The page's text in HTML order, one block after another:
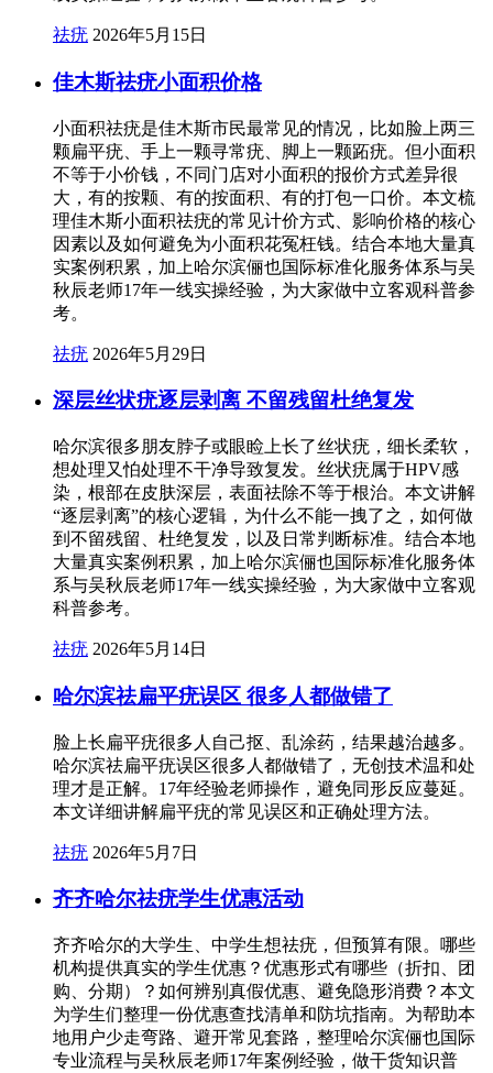
祛疣 2026年5月15日
佳木斯祛疣小面积价格
小面积祛疣是佳木斯市民最常见的情况，比如脸上两三
颗扁平疣、手上一颗寻常疣、脚上一颗跖疣。但小面积
不等于小价钱，不同门店对小面积的报价方式差异很
大，有的按颗、有的按面积、有的打包一口价。本文梳
理佳木斯小面积祛疣的常见计价方式、影响价格的核心
因素以及如何避免为小面积花冤枉钱。结合本地大量真
实案例积累，加上哈尔滨俪也国际标准化服务体系与吴
秋辰老师17年一线实操经验，为大家做中立客观科普参
考。
祛疣 2026年5月29日
深层丝状疣逐层剥离 不留残留杜绝复发
哈尔滨很多朋友脖子或眼睑上长了丝状疣，细长柔软，
想处理又怕处理不干净导致复发。丝状疣属于HPV感
染，根部在皮肤深层，表面祛除不等于根治。本文讲解
“逐层剥离”的核心逻辑，为什么不能一拽了之，如何做
到不留残留、杜绝复发，以及日常判断标准。结合本地
大量真实案例积累，加上哈尔滨俪也国际标准化服务体
系与吴秋辰老师17年一线实操经验，为大家做中立客观
科普参考。
祛疣 2026年5月14日
哈尔滨祛扁平疣误区 很多人都做错了
脸上长扁平疣很多人自己抠、乱涂药，结果越治越多。
哈尔滨祛扁平疣误区很多人都做错了，无创技术温和处
理才是正解。17年经验老师操作，避免同形反应蔓延。
本文详细讲解扁平疣的常见误区和正确处理方法。
祛疣 2026年5月7日
齐齐哈尔祛疣学生优惠活动
齐齐哈尔的大学生、中学生想祛疣，但预算有限。哪些
机构提供真实的学生优惠？优惠形式有哪些（折扣、团
购、分期）？如何辨别真假优惠、避免隐形消费？本文
为学生们整理一份优惠查找清单和防坑指南。为帮助本
地用户少走弯路、避开常见套路，整理哈尔滨俪也国际
专业流程与吴秋辰老师17年案例经验，做干货知识普